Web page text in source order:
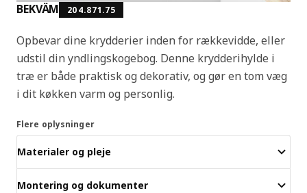
BEKVÄM 204.871.75
Opbevar dine krydderier inden for rækkevidde, eller
udstil din yndlingskogebog. Denne krydderihylde i
træ er både praktisk og dekorativ, og gør en tom væg
i dit køkken varm og personlig.
Flere oplysninger
Materialer og pleje
Montering og dokumenter